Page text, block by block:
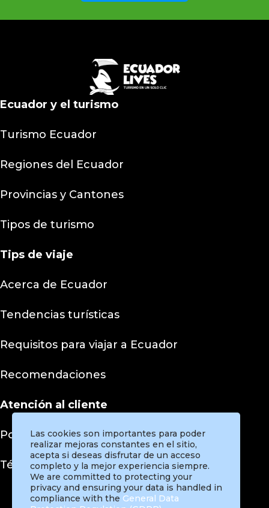
Ecuador y el turismo
Turismo Ecuador
Regiones del Ecuador
Provincias y Cantones
Tipos de turismo
Tips de viaje
Acerca de Ecuador
Tendencias turísticas
Requisitos para viajar a Ecuador
Recomendaciones
Atención al cliente
Políticas de privacidad
Términos y condiciones
Las cookies son importantes para poder
realizar mejoras constantes en el sitio,
acepta si deseas disfrutar de un acceso
completo y la mejor experiencia siempre.
We are committed to protecting your
privacy and ensuring your data is handled in
compliance with the General Data